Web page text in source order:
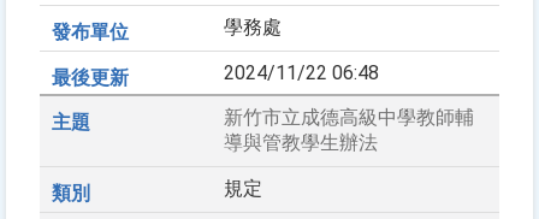
學務處
2024/11/22 06:48
新竹市立成德高級中學教師輔
導與管教學生辦法
規定